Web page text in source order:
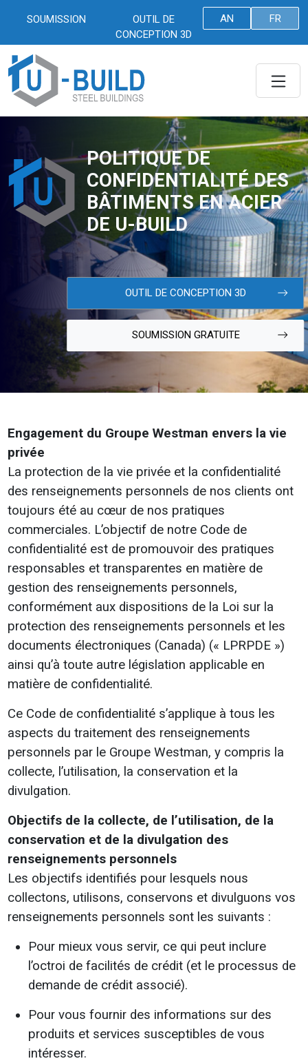
SOUMISSION
OUTIL DE
CONCEPTION 3D
AN FR
U-BUILD STEEL BUILDINGS:
POLITIQUE DE
CONFIDENTIALITÉ DES
BÂTIMENTS EN ACIER
DE U-BUILD
OUTIL DE CONCEPTION 3D
SOUMISSION GRATUITE
Engagement du Groupe Westman envers la vie
privée
La protection de la vie privée et la confidentialité
des renseignements personnels de nos clients ont
toujours été au cœur de nos pratiques
commerciales. L’objectif de notre Code de
confidentialité est de promouvoir des pratiques
responsables et transparentes en matière de
gestion des renseignements personnels,
conformément aux dispositions de la Loi sur la
protection des renseignements personnels et les
documents électroniques (Canada) (« LPRPDE »)
ainsi qu’à toute autre législation applicable en
matière de confidentialité.
Ce Code de confidentialité s’applique à tous les
aspects du traitement des renseignements
personnels par le Groupe Westman, y compris la
collecte, l’utilisation, la conservation et la
divulgation.
Objectifs de la collecte, de l’utilisation, de la
conservation et de la divulgation des
renseignements personnels
Les objectifs identifiés pour lesquels nous
collectons, utilisons, conservons et divulguons vos
renseignements personnels sont les suivants :
Pour mieux vous servir, ce qui peut inclure
l’octroi de facilités de crédit (et le processus de
demande de crédit associé).
Pour vous fournir des informations sur des
produits et services susceptibles de vous
intéresser.